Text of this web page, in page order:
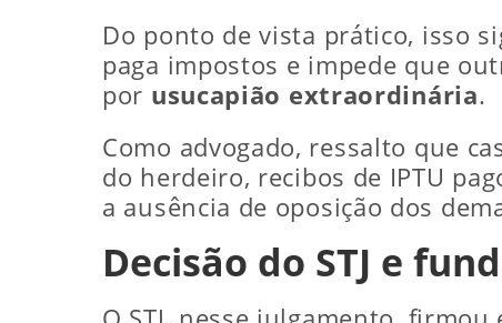
Do ponto de vista prático, isso
paga impostos e impede que
por usucapião extraordinária.
Como advogado, ressalto que
do herdeiro, recibos de IPTU
a ausência de oposição dos
Decisão do STJ e